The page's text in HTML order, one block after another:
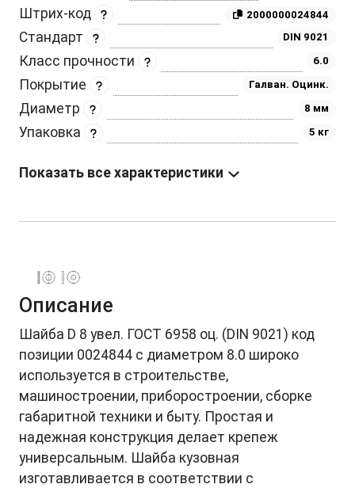
Штрих-код 2000000024844
Стандарт DIN 9021
Класс прочности 6.0
Покрытие Галван. Оцинк.
Диаметр 8 мм
Упаковка 5 кг
Показать все характеристики
Описание
Шайба D 8 увел. ГОСТ 6958 оц. (DIN 9021) код
позиции 0024844 с диаметром 8.0 широко
используется в строительстве,
машиностроении, приборостроении, сборке
габаритной техники и быту. Простая и
надежная конструкция делает крепеж
универсальным. Шайба кузовная
изготавливается в соответствии с